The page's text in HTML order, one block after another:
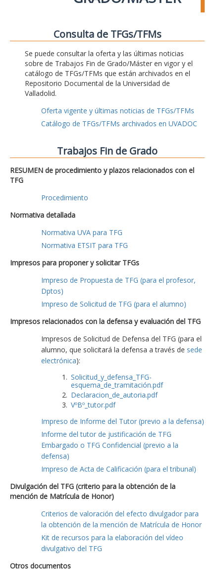
Consulta de TFGs/TFMs
Se puede consultar la oferta y las últimas noticias
sobre de Trabajos Fin de Grado/Máster en vigor y el
catálogo de TFGs/TFMs que están archivados en el
Repositorio Documental de la Universidad de
Valladolid.
Oferta vigente y últimas noticias de TFGs/TFMs
Catálogo de TFGs/TFMs archivados en UVADOC
Trabajos Fin de Grado
RESUMEN de procedimiento y plazos relacionados con el
TFG
Procedimiento
Normativa detallada
Normativa UVA para TFG
Normativa ETSIT para TFG
Impresos para proponer y solicitar TFGs
Impreso de Propuesta de TFG (para el profesor,
Dptos)
Impreso de Solicitud de TFG (para el alumno)
Impresos relacionados con la defensa y evaluación del TFG
Impresos de Solicitud de Defensa del TFG (para el
alumno, que solicitará la defensa a través de sede
electrónica):
Solicitud_y_defensa_TFG-
esquema_de_tramitación.pdf
Declaracion_de_autoria.pdf
VºBº_tutor.pdf
Impreso de Informe del Tutor (previo a la defensa)
Informe del tutor de justificación de TFG
Embargado o TFG Confidencial (previo a la
defensa)
Impreso de Acta de Calificación (para el tribunal)
Divulgación del TFG (criterio para la obtención de la
mención de Matrícula de Honor)
Criterios de valoración del efecto divulgador para
la obtención de la mención de Matrícula de Honor
Kit de recursos para la elaboración del vídeo
divulgativo del TFG
Otros documentos